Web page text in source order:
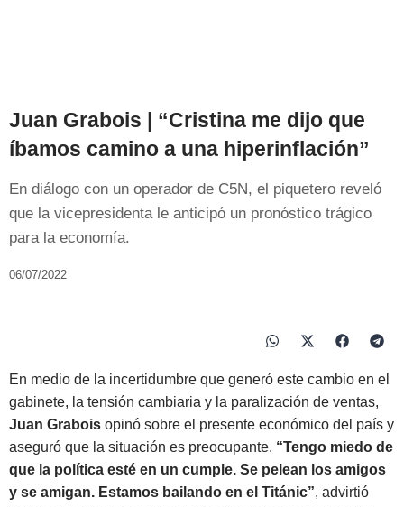
Juan Grabois | “Cristina me dijo que
íbamos camino a una hiperinflación”
En diálogo con un operador de C5N, el piquetero reveló
que la vicepresidenta le anticipó un pronóstico trágico
para la economía.
06/07/2022
En medio de la incertidumbre que generó este cambio en el
gabinete, la tensión cambiaria y la paralización de ventas,
Juan Grabois opinó sobre el presente económico del país y
aseguró que la situación es preocupante. “Tengo miedo de
que la política esté en un cumple. Se pelean los amigos
y se amigan. Estamos bailando en el Titánic”, advirtió